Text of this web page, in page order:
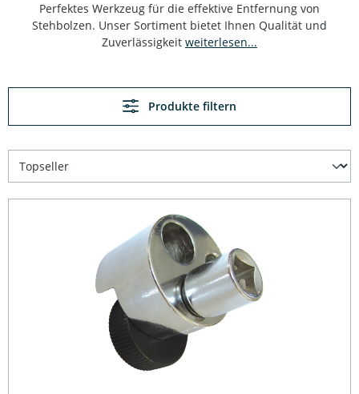
Perfektes Werkzeug für die effektive Entfernung von
Stehbolzen. Unser Sortiment bietet Ihnen Qualität und
Zuverlässigkeit weiterlesen...
Produkte filtern